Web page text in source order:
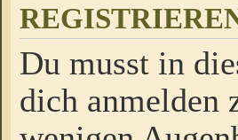
Du musst in
dich anmelden